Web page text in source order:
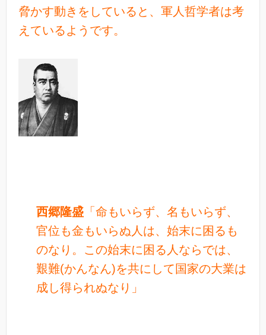
脅かす動きをしていると、軍人哲学者は考
えているようです。
西郷隆盛 「命もいらず、名もいらず、
官位も金もいらぬ人は、始末に困るも
のなり。この始末に困る人ならでは、
艱難(かんなん)を共にして国家の大業は
成し得られぬなり」